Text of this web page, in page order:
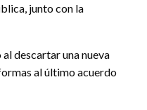
junto con la
descartar una nueva
al último acuerdo